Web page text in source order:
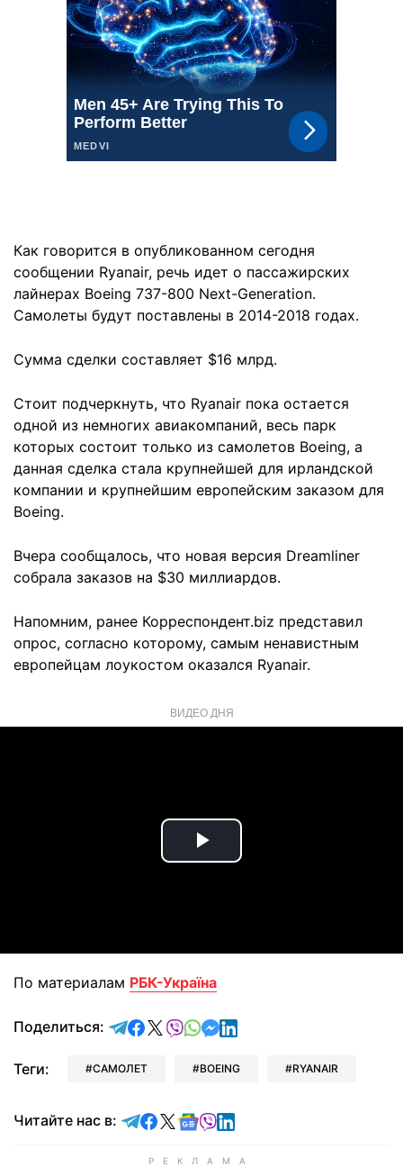
Как говорится в опубликованном сегодня
сообщении Ryanair, речь идет о пассажирских
лайнерах Boeing 737-800 Next-Generation.
Самолеты будут поставлены в 2014-2018 годах.
Сумма сделки составляет $16 млрд.
Стоит подчеркнуть, что Ryanair пока остается
одной из немногих авиакомпаний, весь парк
которых состоит только из самолетов Boeing, а
данная сделка стала крупнейшей для ирландской
компании и крупнейшим европейским заказом для
Boeing.
Вчера сообщалось, что новая версия Dreamliner
собрала заказов на $30 миллиардов.
Напомним, ранее Корреспондент.biz представил
опрос, согласно которому, самым ненавистным
европейцам лоукостом оказался Ryanair.
ВИДЕО ДНЯ
Play
По материалам РБК-Україна
Поделиться: отправить в Telegram
поделиться в Facebook
поделиться в X
отправить в Viber
отправить в Whatsapp
отправить в Messenger
отправить в LinkedIn
Теги: САМОЛЕТ BOEING RYANAIR
Читайте нас в: Читайте в Telegram
Читайте в Facebook
Читайте в X
Читайте в Google news
Читайте в Viber
Читайте в LinkedIn